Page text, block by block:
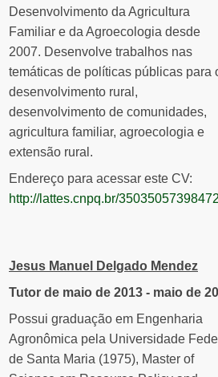
Desenvolvimento da Agricultura
Familiar e da Agroecologia desde
2007. Desenvolve trabalhos nas
temáticas de políticas públicas para
desenvolvimento rural,
desenvolvimento de comunidades,
agricultura familiar, agroecologia e
extensão rural.
Endereço para acessar este CV:
http://lattes.cnpq.br/
Jesus Manuel Delgado Mendez
Tutor de maio de 2013 - maio de
Possui graduação em Engenharia
Agronômica pela Universidade
de Santa Maria (1975), Master of